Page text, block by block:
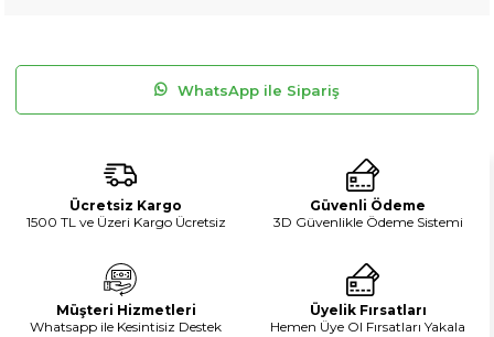
WhatsApp ile Sipariş
Ücretsiz Kargo
1500 TL ve Üzeri Kargo Ücretsiz
Güvenli Ödeme
3D Güvenlikle Ödeme Sistemi
Müşteri Hizmetleri
Whatsapp ile Kesintisiz Destek
Üyelik Fırsatları
Hemen Üye Ol Fırsatları Yakala